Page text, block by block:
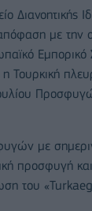
Διανοητικής
με την
Τουρκική
με
προσφυγή
του